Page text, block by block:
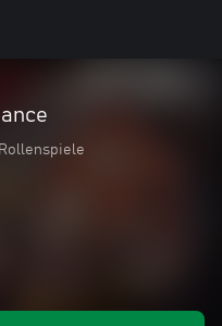
Rollenspiele